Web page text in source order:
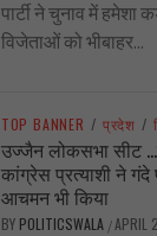
पार्टी ने चुनाव में
विजेताओं को भीबाहर...
TOP BANNER / प्रदेश /
उज्जैन लोकसभा सीट
कांग्रेस प्रत्याशी ने
आचमन भी किया
BY POLITICSWALA /APRIL